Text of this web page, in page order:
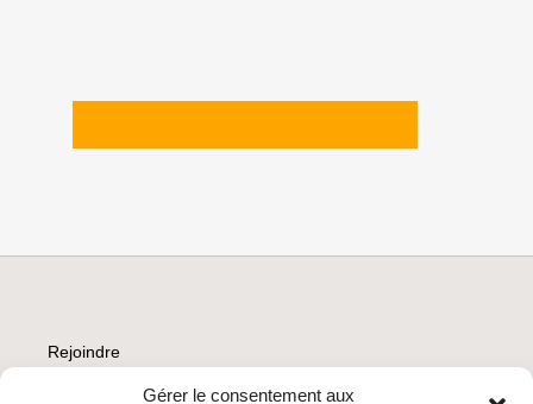
Gérer le consentement aux
Rejoindre
Faire un don
Que boycotter ?